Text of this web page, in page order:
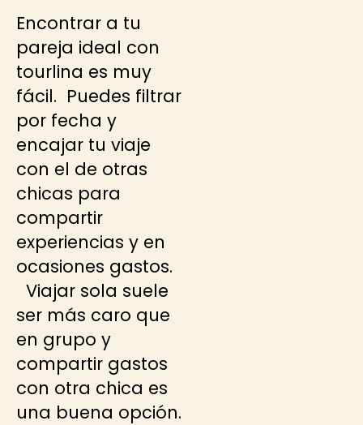
Encontrar a tu
pareja ideal con
tourlina es muy
fácil. Puedes filtrar
por fecha y
encajar tu viaje
con el de otras
chicas para
compartir
experiencias y en
ocasiones gastos.
Viajar sola suele
ser más caro que
en grupo y
compartir gastos
con otra chica es
una buena opción.